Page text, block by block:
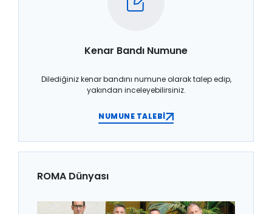
Kenar Bandı Numune
Dilediğiniz kenar bandını numune olarak talep edip,
yakından inceleyebilirsiniz.
NUMUNE TALEBİ
ROMA Dünyası